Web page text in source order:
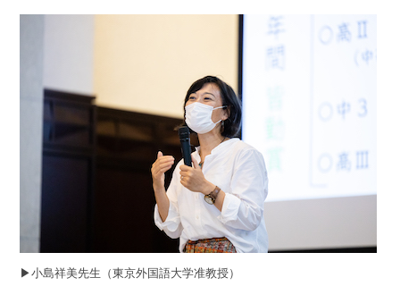
▶︎小島祥美先生（東京外国語大学准教授）